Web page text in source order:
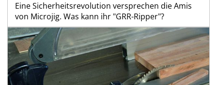
Eine Sicherheitsrevolution versprechen die Amis
von Microjig. Was kann ihr "GRR-Ripper"?